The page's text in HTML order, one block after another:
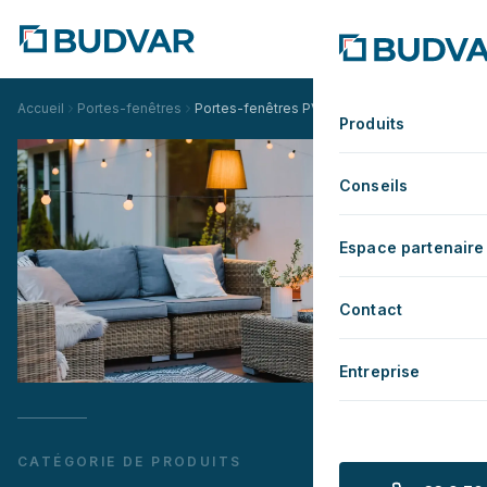
Produits
Conseils
Espace partenaire
Contact
Entreprise
Accueil Portes-fenêtres Portes-fenêtres PVC
CATÉGORIE DE PRODUITS